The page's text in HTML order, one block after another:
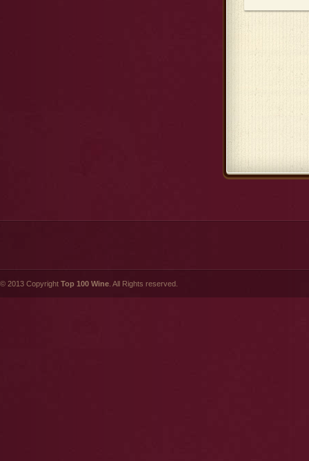
© 2013 Copyright Top 100 Wine . All Rights reserved.